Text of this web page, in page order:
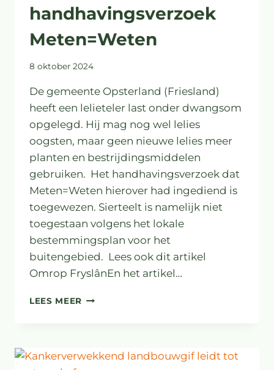
handhavingsverzoek
Meten=Weten
8 oktober 2024
De gemeente Opsterland (Friesland)
heeft een lelieteler last onder dwangsom
opgelegd. Hij mag nog wel lelies
oogsten, maar geen nieuwe lelies meer
planten en bestrijdingsmiddelen
gebruiken. Het handhavingsverzoek dat
Meten=Weten hierover had ingediend is
toegewezen. Sierteelt is namelijk niet
toegestaan volgens het lokale
bestemmingsplan voor het
buitengebied. Lees ook dit artikel
Omrop FryslânEn het artikel…
LEES MEER LELIETELER
STOPPEN
NA